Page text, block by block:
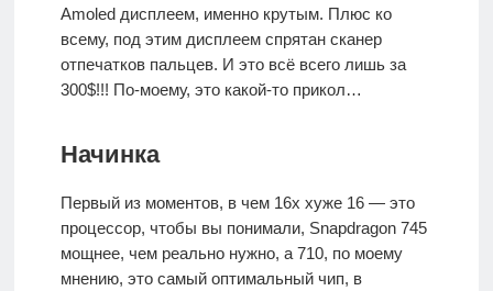
Amoled дисплеем, именно крутым. Плюс ко
всему, под этим дисплеем спрятан сканер
отпечатков пальцев. И это всё всего лишь за
300$!!! По-моему, это какой-то прикол…
Начинка
Первый из моментов, в чем 16х хуже 16 — это
процессор, чтобы вы понимали, Snapdragon 745
мощнее, чем реально нужно, а 710, по моему
мнению, это самый оптимальный чип, в